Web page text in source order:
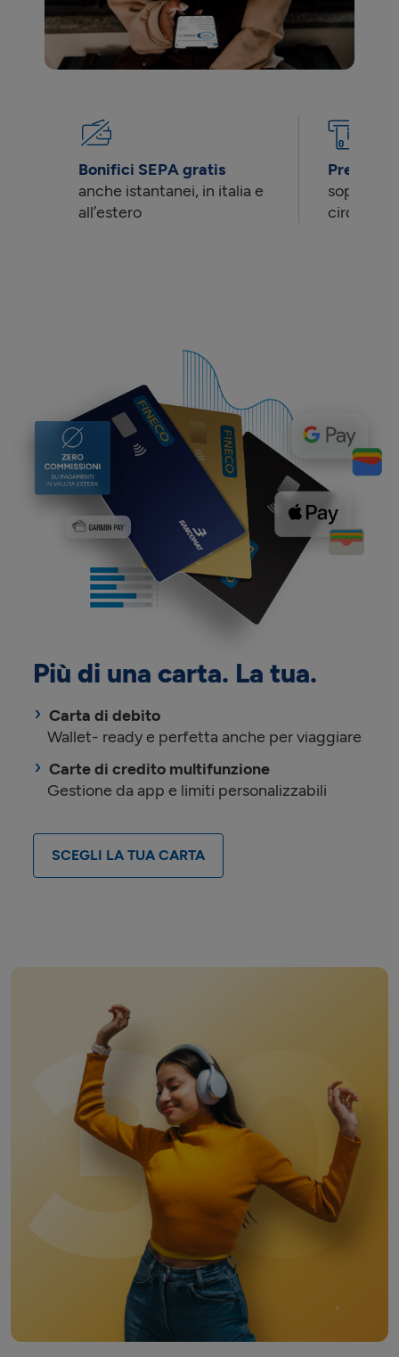
Bonifici SEPA gratis
anche istantanei, in italia e
all’estero
Prelievi
sopra
circuito
Più di una carta. La tua.
Carta di debito
Wallet- ready e perfetta anche per viaggiare
Carte di credito multifunzione
Gestione da app e limiti personalizzabili
SCEGLI LA TUA CARTA